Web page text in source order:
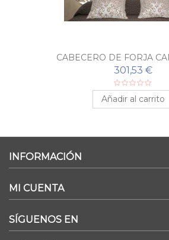
CABECERO DE FORJA
301,53 €
Añadir al carrito
INFORMACIÓN
MI CUENTA
SÍGUENOS EN